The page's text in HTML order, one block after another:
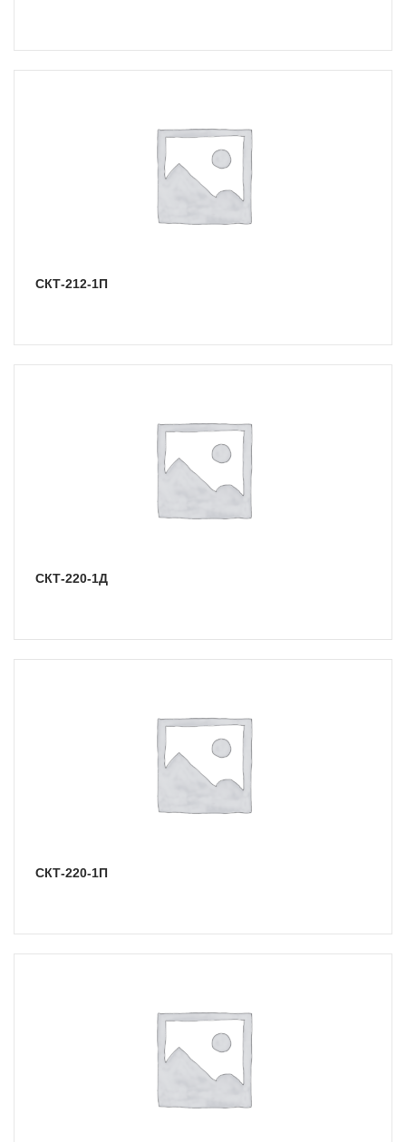
СКТ-212-1П
СКТ-220-1Д
СКТ-220-1П